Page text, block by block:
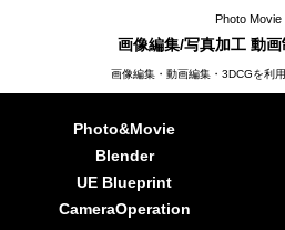
Photo Movie
画像編集/写真加工 動
画像編集・動画編集・3DCGを利
Photo&Movie
Blender
UE Blueprint
CameraOperation